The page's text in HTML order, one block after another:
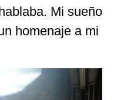
Mi sueño
homenaje a mi